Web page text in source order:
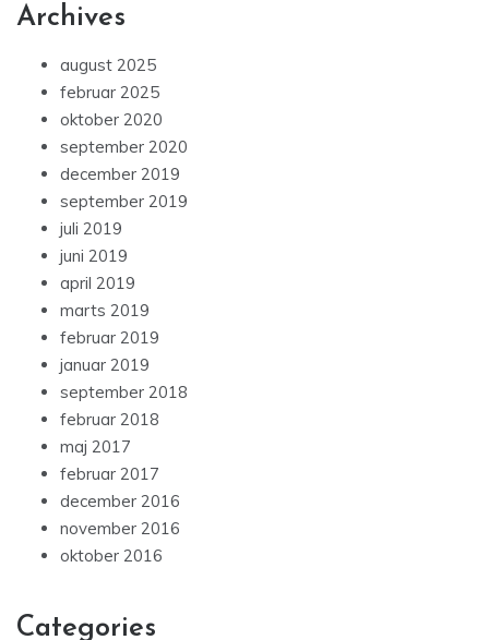
Archives
august 2025
februar 2025
oktober 2020
september 2020
december 2019
september 2019
juli 2019
juni 2019
april 2019
marts 2019
februar 2019
januar 2019
september 2018
februar 2018
maj 2017
februar 2017
december 2016
november 2016
oktober 2016
Categories